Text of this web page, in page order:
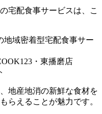
宅配食事サービスは、こ
地域密着型宅配食事サー
・東播磨店
地産地消の新鮮な食材を
らえることが魅力です。